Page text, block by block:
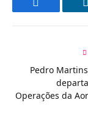
Pedro
Operações da